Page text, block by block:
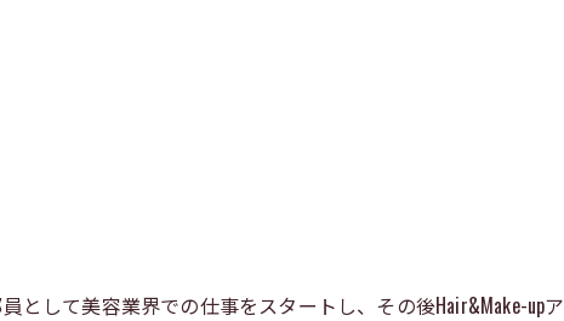
として美容業界での仕事をスタートし、その後Hair&Make-upア